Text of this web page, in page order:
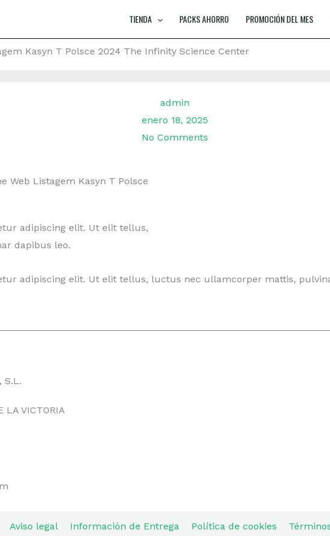
TIENDA PACKS AHORRO PROMOCIÓN DEL MES
Kasyn T Polsce 2024 The Infinity Science Center
admin
enero 18, 2025
No Comments
Web Listagem Kasyn T Polsce
adipiscing elit. Ut elit tellus,
dapibus leo.
adipiscing elit. Ut elit tellus, luctus nec ullamcorper mattis,
S.L.
LA VICTORIA
Aviso legal Información de Entrega Política de cookies